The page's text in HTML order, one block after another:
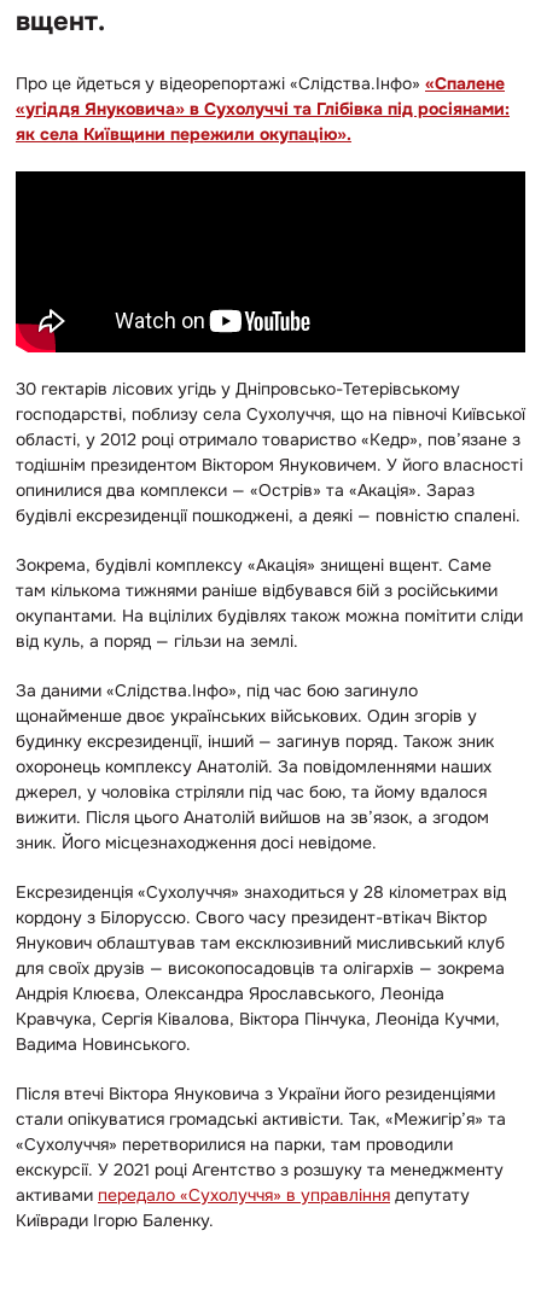
вщент.
Про це йдеться у відеорепортажі «Слідства.Інфо» «Спалене
«угіддя Януковича» в Сухолуччі та Глібівка під росіянами:
як села Київщини пережили окупацію».
30 гектарів лісових угідь у Дніпровсько-Тетерівському
господарстві, поблизу села Сухолуччя, що на півночі Київської
області, у 2012 році отримало товариство «Кедр», пов’язане з
тодішнім президентом Віктором Януковичем. У його власності
опинилися два комплекси — «Острів» та «Акація». Зараз
будівлі ексрезиденції пошкоджені, а деякі — повністю спалені.
Зокрема, будівлі комплексу «Акація» знищені вщент. Саме
там кількома тижнями раніше відбувався бій з російськими
окупантами. На вцілілих будівлях також можна помітити сліди
від куль, а поряд — гільзи на землі.
За даними «Слідства.Інфо», під час бою загинуло
щонайменше двоє українських військових. Один згорів у
будинку ексрезиденції, інший — загинув поряд. Також зник
охоронець комплексу Анатолій. За повідомленнями наших
джерел, у чоловіка стріляли під час бою, та йому вдалося
вижити. Після цього Анатолій вийшов на зв’язок, а згодом
зник. Його місцезнаходження досі невідоме.
Ексрезиденція «Сухолуччя» знаходиться у 28 кілометрах від
кордону з Білоруссю. Свого часу президент-втікач Віктор
Янукович облаштував там ексклюзивний мисливський клуб
для своїх друзів — високопосадовців та олігархів — зокрема
Андрія Клюєва, Олександра Ярославського, Леоніда
Кравчука, Сергія Ківалова, Віктора Пінчука, Леоніда Кучми,
Вадима Новинського.
Після втечі Віктора Януковича з України його резиденціями
стали опікуватися громадські активісти. Так, «Межигір’я» та
«Сухолуччя» перетворилися на парки, там проводили
екскурсії. У 2021 році Агентство з розшуку та менеджменту
активами передало «Сухолуччя» в управління депутату
Київради Ігорю Баленку.